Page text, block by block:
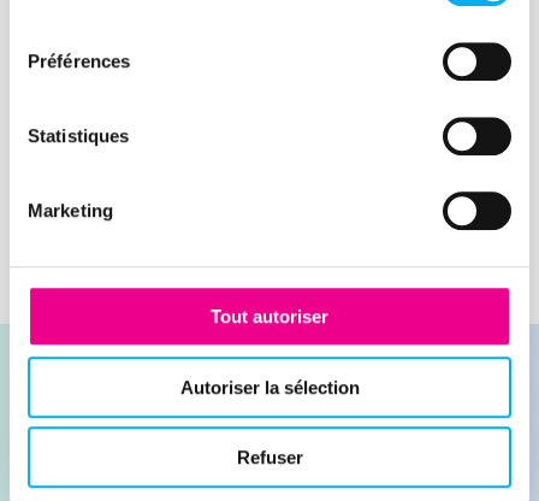
Préférences
Statistiques
Marketing
Tout autoriser
Autoriser la sélection
Refuser
Lire la suite
Contacter nos experts